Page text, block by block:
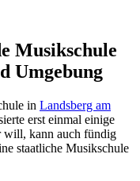
Musikschule
Umgebung
in Landsberg am
erst einmal einige
will, kann auch fündig
staatliche Musikschule